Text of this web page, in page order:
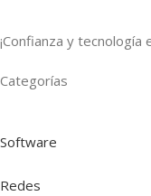
¡Confianza y tecnología
Categorías
Software
Redes